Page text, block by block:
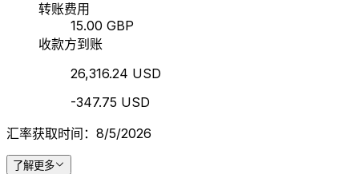
转账费用
15.00 GBP
收款方到账
26,316.24 USD
-347.75 USD
汇率获取时间：8/5/2026
了解更多